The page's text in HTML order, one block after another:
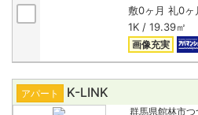
敷0ヶ月 礼0ヶ
1K / 19.39㎡
画像充実
アパート K-LINK
群馬県館林市